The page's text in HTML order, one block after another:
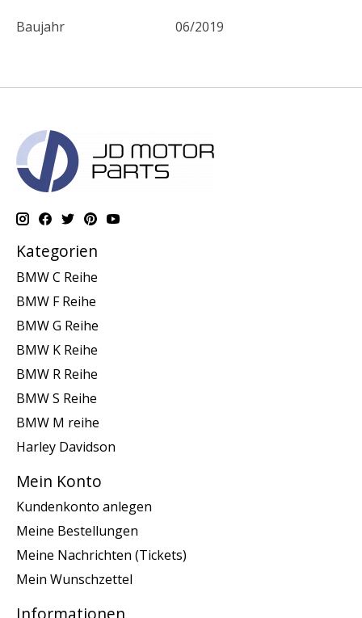
Baujahr 06/2019
Kategorien
BMW C Reihe
BMW F Reihe
BMW G Reihe
BMW K Reihe
BMW R Reihe
BMW S Reihe
BMW M reihe
Harley Davidson
Mein Konto
Kundenkonto anlegen
Meine Bestellungen
Meine Nachrichten (Tickets)
Mein Wunschzettel